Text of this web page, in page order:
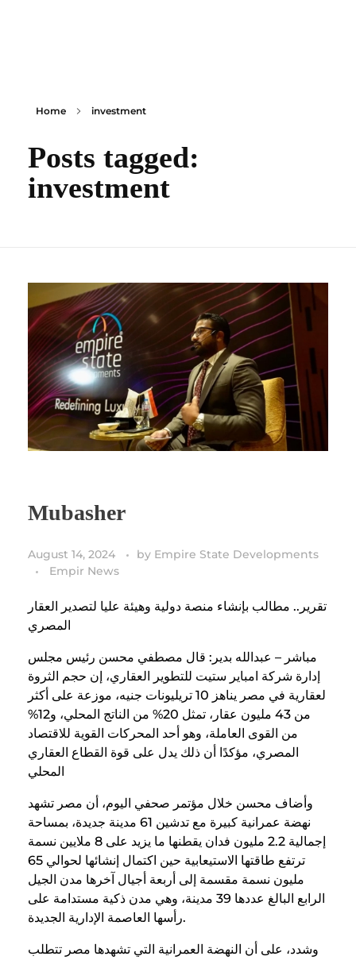
Home investment
Posts tagged:
investment
Mubasher
August 14, 2024 by Empire State Developments
Empir News
تقرير.. مطالب بإنشاء منصة دولية وهيئة عليا لتصدير العقار
المصري
مباشر – عبدالله بدير: قال مصطفي محسن رئيس مجلس
إدارة شركة امباير ستيت للتطوير العقاري، إن حجم الثروة
لعقارية في مصر يناهز 10 تريليونات جنيه، موزعة على أكثر
من 43 مليون عقار، تمثل 20% من الناتج المحلي، و12%
من القوى العاملة، وهو أحد المحركات القوية للاقتصاد
المصري، مؤكدًا أن ذلك يدل على قوة القطاع العقاري
المحلي
وأضاف محسن خلال مؤتمر صحفي اليوم، أن مصر تشهد
نهضة عمرانية كبيرة مع تدشين 61 مدينة جديدة، بمساحة
إجمالية 2.2 مليون فدان يقطنها ما يزيد على 8 ملايين نسمة
ترتفع طاقتها الاستيعابية حين اكتمال إنشائها لحوالي 65
مليون نسمة مقسمة إلى أربعة أجيال آخرها مدن الجيل
الرابع البالغ عددها 39 مدينة، وهي مدن ذكية مستدامة على
رأسها العاصمة الإدارية الجديدة.
وشدد، على أن النهضة العمرانية التي تشهدها مصر تتطلب